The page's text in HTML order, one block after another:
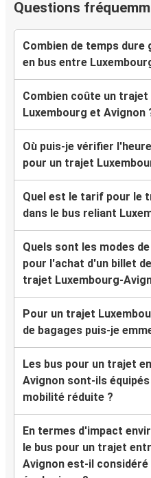
Questions
Combien de temps
en bus entre
Combien coûte un trajet
Luxembourg et Avignon
Où puis-je vérifier
pour un trajet
Quel est le tarif pour le
dans le bus reliant
Quels sont les modes
pour l'achat d'un billet
trajet Luxembourg-
Pour un trajet
de bagages puis-je
Les bus pour un trajet
Avignon sont-ils
mobilité réduite ?
En termes d'impact
le bus pour un trajet
Avignon est-il considéré